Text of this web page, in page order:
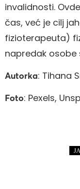
invalidnosti.
čas, već je cilj
fizioterapeuta)
napredak osobe
Autorka: Tihana
Foto: Pexels,